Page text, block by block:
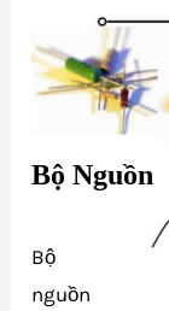
Bộ Nguồn
Bộ
nguồn